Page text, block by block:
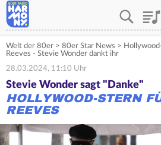
Welt der 80er > 80er Star News >
Reeves - Stevie Wonder dankt ihr
28.03.2024, 11:10 Uhr
Stevie Wonder sagt "Danke"
HOLLYWOOD-STERN
REEVES